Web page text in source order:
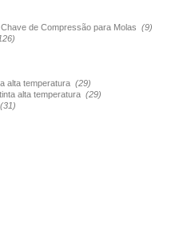
de Compressão para Molas (9)
alta temperatura (29)
alta temperatura (29)
(31)